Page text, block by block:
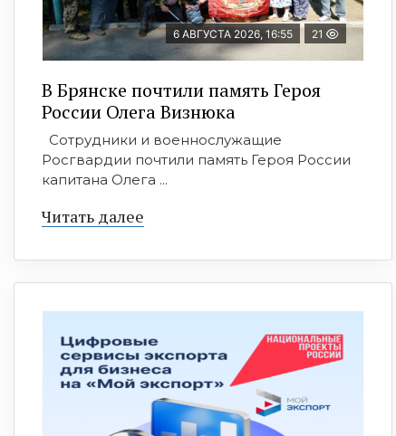
6 АВГУСТА 2026, 16:55 21
В Брянске почтили память Героя
России Олега Визнюка
Сотрудники и военнослужащие
Росгвардии почтили память Героя России
капитана Олега ...
Читать далее